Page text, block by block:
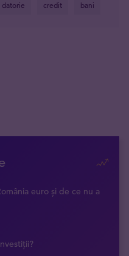
datorie credit bani
euro și de ce nu a